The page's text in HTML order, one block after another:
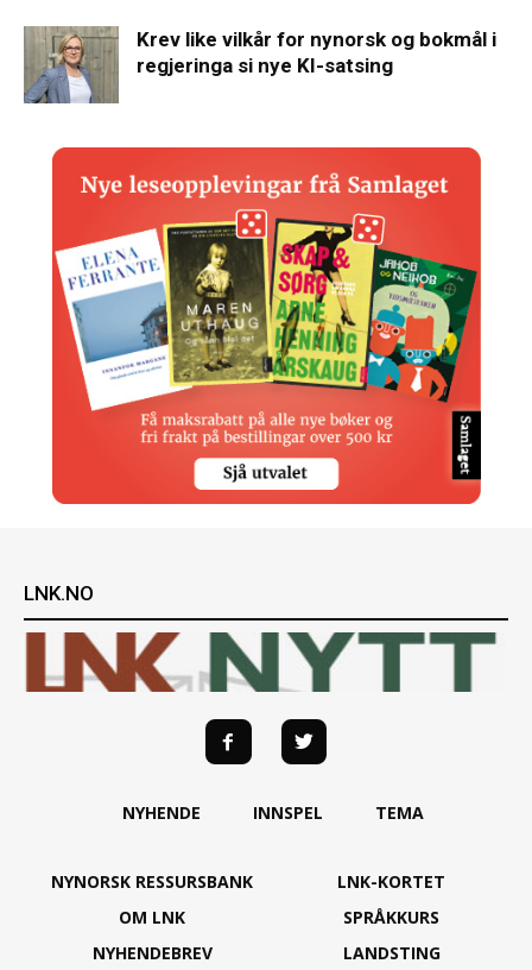
Krev like vilkår for nynorsk og bokmål i
regjeringa si nye KI-satsing
LNK.NO
NYHENDE INNSPEL TEMA
NYNORSK RESSURSBANK
OM LNK
NYHENDEBREV
LNK-KORTET
SPRÅKKURS
LANDSTING